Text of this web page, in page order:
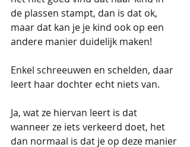
de plassen stampt, dan is dat ok,
maar dat kan je je kind ook op een
andere manier duidelijk maken!
Enkel schreeuwen en schelden, daar
leert haar dochter echt niets van.
Ja, wat ze hiervan leert is dat
wanneer ze iets verkeerd doet, het
dan normaal is dat je op deze manier